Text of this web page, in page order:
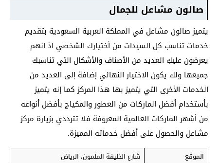
صالون مشاعل للجمال
يتميز صالون مشاعل في المملكة العربية السعودية بتقديم
خدمات تناسب كل السيدات من أختيارك الشخصي اذ انهم
يعرضون عليكِ العديد من الأصناف والأشكال التي تناسبك
جميعها ولك يكون الاختيار النهائي إضافة إلى العديد من
الخدمات الأخرى التي يتميز بها هذا المركز كما إنه يتميز
بأستخدام أفضل الماركات من العطور والمكياج بأفضل أنواعه
من أشهر الماركات العالمية المعروفة فلا تترددي بزيارة مركز
مشاعل والحصول على أفضل خدماته المميزة.
الموقع
شارع الخليفة الملمون، الرياض